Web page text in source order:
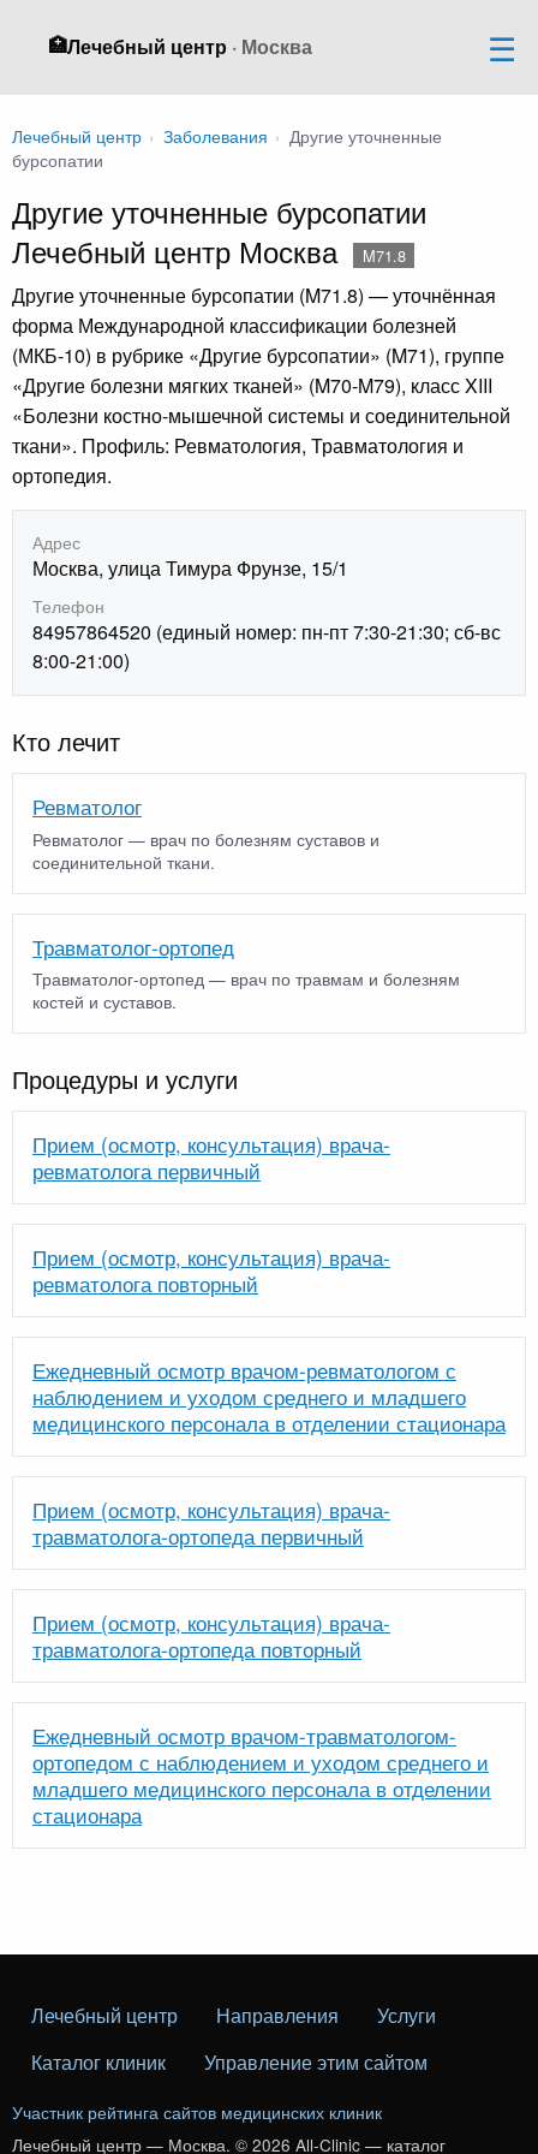
🏥Лечебный центр · Москва
Лечебный центр › Заболевания › Другие уточненные
бурсопатии
Другие уточненные бурсопатии
Лечебный центр Москва
M71.8
Другие уточненные бурсопатии (M71.8) — уточнённая
форма Международной классификации болезней
(МКБ-10) в рубрике «Другие бурсопатии» (M71), группе
«Другие болезни мягких тканей» (M70-M79), класс XIII
«Болезни костно-мышечной системы и соединительной
ткани». Профиль: Ревматология, Травматология и
ортопедия.
Адрес
Москва, улица Тимура Фрунзе, 15/1
Телефон
84957864520 (единый номер: пн-пт 7:30-21:30; сб-вс
8:00-21:00)
Кто лечит
Ревматолог
Ревматолог — врач по болезням суставов и
соединительной ткани.
Травматолог-ортопед
Травматолог-ортопед — врач по травмам и болезням
костей и суставов.
Процедуры и услуги
Прием (осмотр, консультация) врача-
ревматолога первичный
Прием (осмотр, консультация) врача-
ревматолога повторный
Ежедневный осмотр врачом-ревматологом с
наблюдением и уходом среднего и младшего
медицинского персонала в отделении стационара
Прием (осмотр, консультация) врача-
травматолога-ортопеда первичный
Прием (осмотр, консультация) врача-
травматолога-ортопеда повторный
Ежедневный осмотр врачом-травматологом-
ортопедом с наблюдением и уходом среднего и
младшего медицинского персонала в отделении
стационара
Лечебный центр Направления
Услуги
Каталог клиник
Управление этим сайтом
Участник рейтинга сайтов медицинских клиник
Лечебный центр — Москва. © 2026 All-Clinic — каталог